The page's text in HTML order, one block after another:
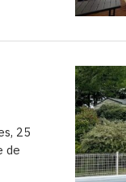
25
de